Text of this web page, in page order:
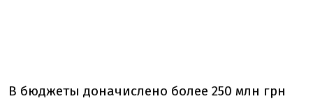
В бюджеты доначислено более 250 млн грн